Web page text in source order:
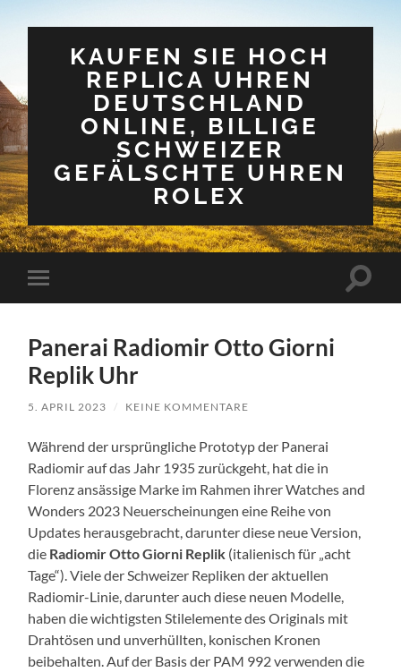
KAUFEN SIE HOCH
REPLICA UHREN
DEUTSCHLAND
ONLINE, BILLIGE
SCHWEIZER
GEFÄLSCHTE UHREN
ROLEX
Mobile-
Menü
Panerai Radiomir Otto Giorni
Replik Uhr
5. APRIL 2023 / KEINE KOMMENTARE
Während der ursprüngliche Prototyp der Panerai
Radiomir auf das Jahr 1935 zurückgeht, hat die in
Florenz ansässige Marke im Rahmen ihrer Watches and
Wonders 2023 Neuerscheinungen eine Reihe von
Updates herausgebracht, darunter diese neue Version,
die Radiomir Otto Giorni Replik (italienisch für „acht
Tage“). Viele der Schweizer Repliken der aktuellen
Radiomir-Linie, darunter auch diese neuen Modelle,
haben die wichtigsten Stilelemente des Originals mit
Drahtösen und unverhüllten, konischen Kronen
beibehalten. Auf der Basis der PAM 992 verwenden die